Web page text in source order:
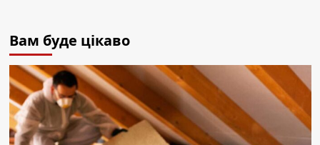
Вам буде цікаво